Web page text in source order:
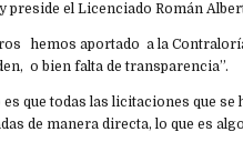
preside el Licenciado Román
hemos aportado a la
o bien falta de transparencia”.
es que todas las licitaciones que
de manera directa, lo que es